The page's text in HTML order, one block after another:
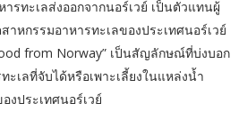
ทะเลส่งออกจากนอร์เวย์ เป็นตัวแทนผู้
าหกรรมอาหารทะเลของประเทศนอร์เวย์
from Norway” เป็นสัญลักษณ์ที่บ่งบอก
ะเลที่จับได้หรือเพาะเลี้ยงในแหล่งน้ำ
งประเทศนอร์เวย์